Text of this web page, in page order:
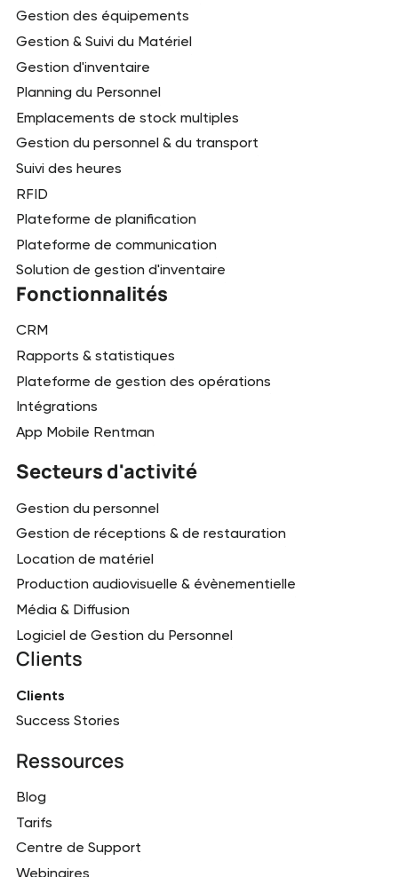
Gestion des équipements
Gestion & Suivi du Matériel
Gestion d'inventaire
Planning du Personnel
Emplacements de stock multiples
Gestion du personnel & du transport
Suivi des heures
RFID
Plateforme de planification
Plateforme de communication
Solution de gestion d'inventaire
Fonctionnalités
CRM
Rapports & statistiques
Plateforme de gestion des opérations
Intégrations
App Mobile Rentman
Secteurs d'activité
Gestion du personnel
Gestion de réceptions & de restauration
Location de matériel
Production audiovisuelle & évènementielle
Média & Diffusion
Logiciel de Gestion du Personnel
Clients
Clients
Success Stories
Ressources
Blog
Tarifs
Centre de Support
Webinaires